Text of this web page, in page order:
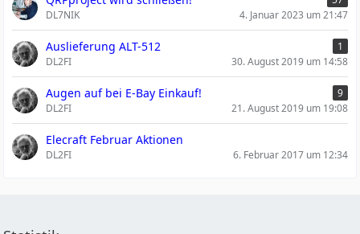
DL7NIK
4. Januar 2023 um 21:47
Auslieferung ALT-512
1
DL2FI
30. August 2019 um 14:58
Augen auf bei E-Bay Einkauf!
9
DL2FI
21. August 2019 um 19:08
Elecraft Februar Aktionen
DL2FI 6. Februar 2017 um 12:34